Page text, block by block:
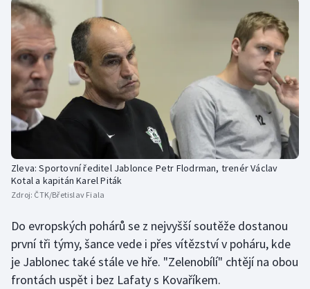
Zleva: Sportovní ředitel Jablonce Petr Flodrman, trenér Václav
Kotal a kapitán Karel Piták
Zdroj: ČTK/Břetislav Fiala
Do evropských pohárů se z nejvyšší soutěže dostanou
první tři týmy, šance vede i přes vítězství v poháru, kde
je Jablonec také stále ve hře. "Zelenobílí" chtějí na obou
frontách uspět i bez Lafaty s Kovaříkem.